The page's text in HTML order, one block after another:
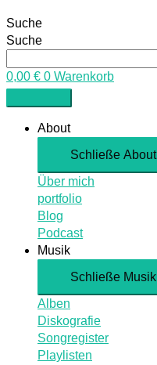
Suche
Suche
0,00 € 0 Warenkorb
About
Schließe About
Über mich
portfolio
Blog
Podcast
Musik
Schließe Musik
Alben
Diskografie
Songregister
Playlisten